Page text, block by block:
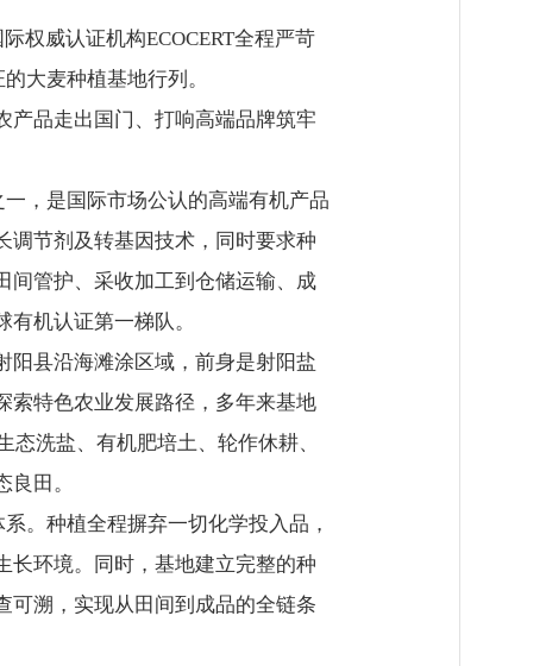
威认证机构ECOCERT全程严苛
大麦种植基地行列。
品走出国门、打响高端品牌筑牢
，是国际市场公认的高端有机产品
调节剂及转基因技术，同时要求种
间管护、采收加工到仓储运输、成
机认证第一梯队。
县沿海滩涂区域，前身是射阳盐
索特色农业发展路径，多年来基地
洗盐、有机肥培土、轮作休耕、
田。
。种植全程摒弃一切化学投入品，
长环境。同时，基地建立完整的种
可溯，实现从田间到成品的全链条